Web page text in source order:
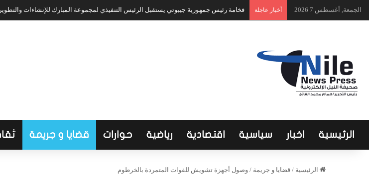
الجمعة, أغسطس 7 2026 أخبار عاجلة فخامة رئيس جمهورية جيبوتي يستقبل الرئيس التنفيذي لمجموعة المبارك للإنشاءات
الرئيسية اخبار سياسية اقتصادية رياضية حوارات قضايا و جريمة
الرئيسية / قضايا و جريمة / وصول أجهزة تشويش للقوات المتمردة بالخرطوم